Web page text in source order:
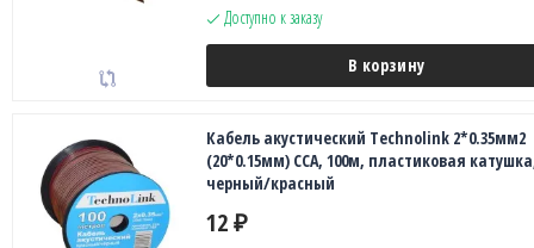
Доступно к заказу
В корзину
Кабель акустический Technolink 2*0.35мм2
(20*0.15мм) CCA, 100м, пластиковая
черный/красный
12 ₽